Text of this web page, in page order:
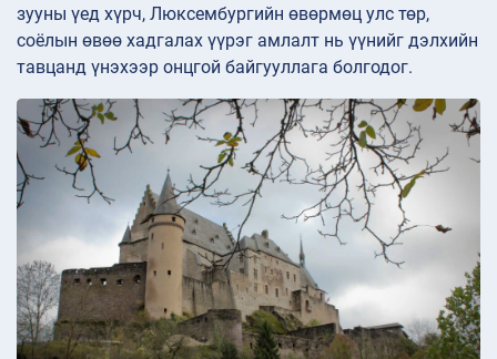
зууны үед хүрч, Люксембургийн өвөрмөц улс төр,
соёлын өвөө хадгалах үүрэг амлалт нь үүнийг дэлхийн
тавцанд үнэхээр онцгой байгууллага болгодог.